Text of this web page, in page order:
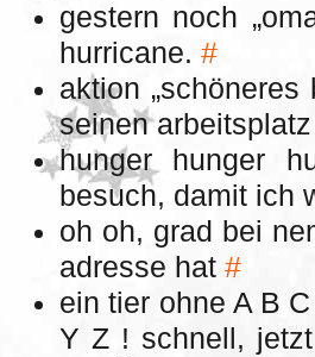
gestern noch
hurricane. #
aktion
seinen
hunger hunger
besuch, damit ich
oh oh, grad bei
adresse hat #
ein tier ohne A B
Y Z ! schnell,